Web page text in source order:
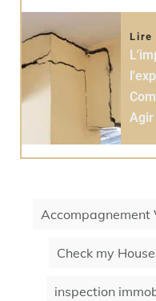
Lire
Agir
Accompagnement
Check my House
inspection